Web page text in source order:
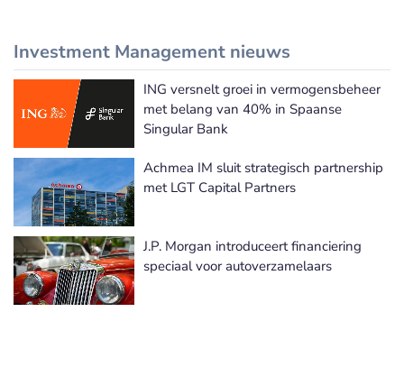
Investment Management nieuws
Meer Investment Management nieuws
ING versnelt groei in vermogensbeheer
met belang van 40% in Spaanse
Singular Bank
Achmea IM sluit strategisch partnership
met LGT Capital Partners
J.P. Morgan introduceert financiering
speciaal voor autoverzamelaars